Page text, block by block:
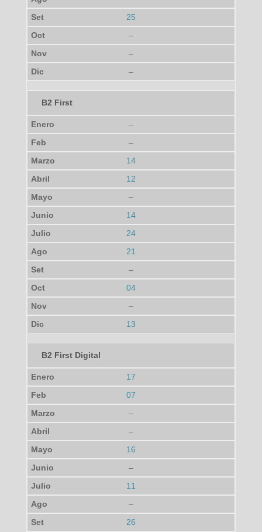
25
–
–
–
B2 First
–
–
14
12
–
14
24
21
–
04
–
13
B2 First Digital
17
07
–
–
16
–
11
–
26